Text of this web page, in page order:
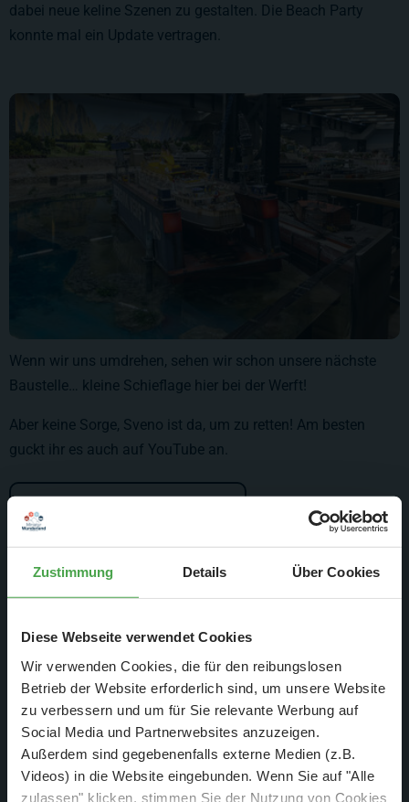
Zustimmung Details Über Cookies
Diese Webseite verwendet Cookies
Wir verwenden Cookies, die für den reibungslosen
Betrieb der Website erforderlich sind, um unsere Website
zu verbessern und um für Sie relevante Werbung auf
Social Media und Partnerwebsites anzuzeigen.
Außerdem sind gegebenenfalls externe Medien (z.B.
Videos) in die Website eingebunden. Wenn Sie auf "Alle
zulassen" klicken, stimmen Sie der Nutzung von Cookies
dabei neue keline Szenen zu gestalten. Die Beach Party
konnte mal ein Update vertragen.
Wenn wir uns umdrehen, sehen wir schon unsere nächste
Baustelle… kleine Schieflage hier bei der Werft!
Aber keine Sorge, Sveno ist da, um zu retten! Am besten
guckt ihr es auch auf YouTube an.